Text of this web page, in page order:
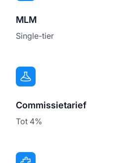
MLM
Single-tier
Commissietarief
Tot 4%